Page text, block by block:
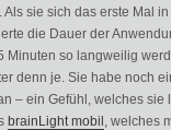
sie sich das erste Mal
die Dauer der
Minuten so langweilig
denn je. Sie habe noch
– ein Gefühl, welches sie
brainLight mobil , welches